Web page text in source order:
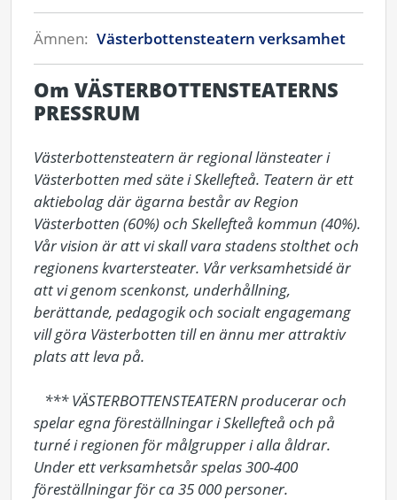
Ämnen: Västerbottensteatern verksamhet
Om VÄSTERBOTTENSTEATERNS
PRESSRUM
Västerbottensteatern är regional länsteater i
Västerbotten med säte i Skellefteå. Teatern är ett
aktiebolag där ägarna består av Region
Västerbotten (60%) och Skellefteå kommun (40%).
Vår vision är att vi skall vara stadens stolthet och
regionens kvartersteater. Vår verksamhetsidé är
att vi genom scenkonst, underhållning,
berättande, pedagogik och socialt engagemang
vill göra Västerbotten till en ännu mer attraktiv
plats att leva på.
spelar egna föreställningar i Skellefteå och på
turné i regionen för målgrupper i alla åldrar.
Under ett verksamhetsår spelas 300-400
föreställningar för ca 35 000 personer.